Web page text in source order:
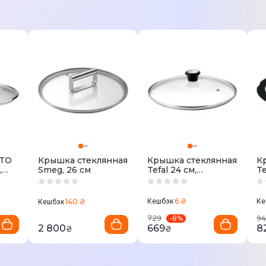
Крышка стеклянная
Smeg, 26 см
Кешбэк140 ₴
2 800₴
Крышка стеклянная
Tefal 24 см,
(28097512)
Кешбэк6 ₴
729
-8%
669₴